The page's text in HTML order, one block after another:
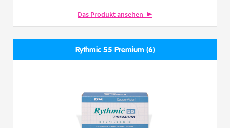
Das Produkt ansehen
Rythmic 55 Premium (6)